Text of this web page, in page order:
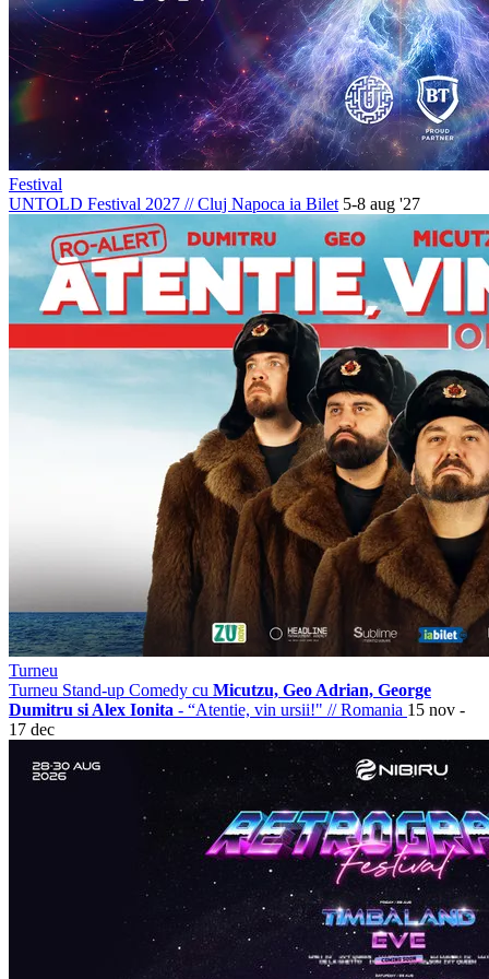
Festival
UNTOLD Festival 2027 //Cluj Napoca ia Bilet 5-8 aug '27
Turneu
Turneu Stand-up Comedy cu Micutzu, Geo Adrian, George
Dumitru si Alex Ionita - “Atentie, vin ursii!" //Romania 15 nov -
17 dec